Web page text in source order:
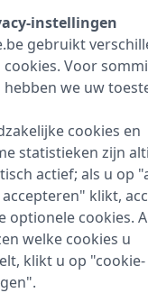
sluiting
22 mm
Blauw
Gesp
Zwart
uur
80 mm
uur (mm) 125 mm
Bandpennen
instellingen
gebruikt
cookies. Voor
we uw
cookies en
statistieken zijn
actief; als u op
klikt,
optionele cookies.
welke cookies u
klikt u op "cookie-